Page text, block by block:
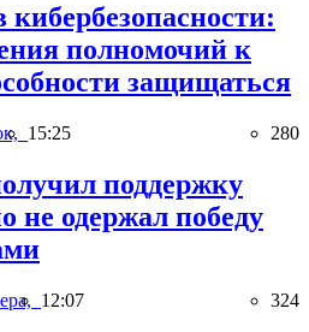
полномочий к
защищаться
15:25 280
поддержку
не одержал победу
12:07 324